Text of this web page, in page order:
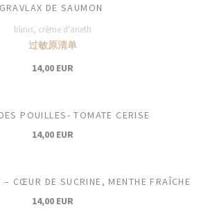
GRAVLAX DE SAUMON
blinis, crème d'aneth
过敏原清单
14,00 EUR
POUILLES- TOMATE CERISE
14,00 EUR
– CŒUR DE SUCRINE, MENTHE FRAÎCHE
14,00 EUR